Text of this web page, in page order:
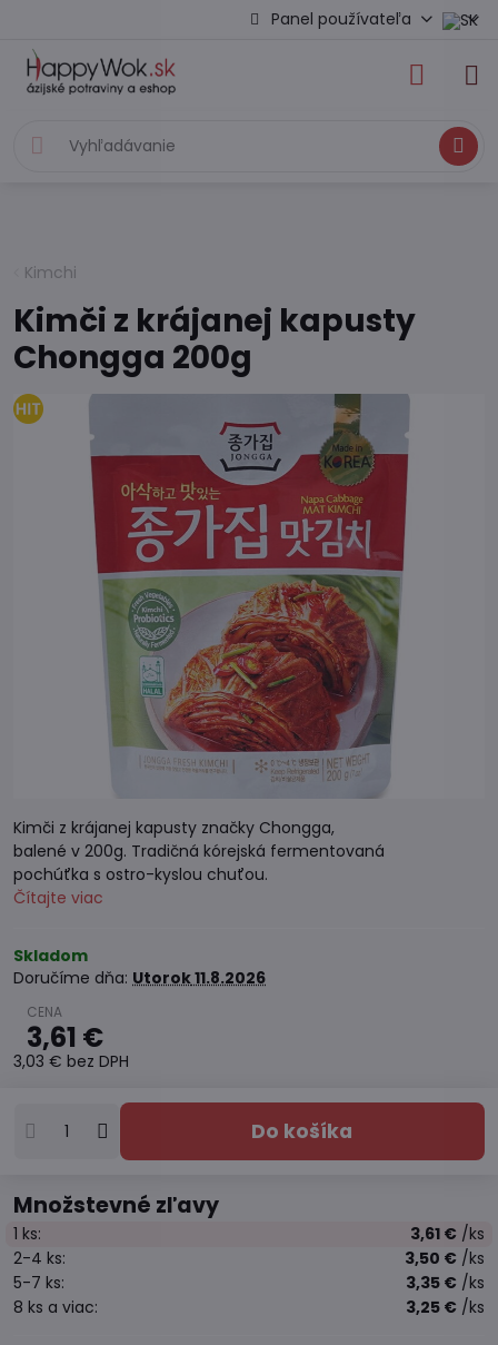
Panel používateľa
Hľadať
Kimchi
Kimči z krájanej kapusty
Chongga 200g
Kimči z krájanej kapusty značky Chongga,
balené v 200g. Tradičná kórejská fermentovaná
pochúťka s ostro-kyslou chuťou.
Čítajte viac
Skladom
Doručíme dňa: Utorok11.8.2026
3,61 €
3,03 € bez DPH
Do košíka
Množstevné zľavy
1 ks: 3,61 € /ks
2-4 ks: 3,50 € /ks
5-7 ks: 3,35 € /ks
8 ks a viac: 3,25 € /ks